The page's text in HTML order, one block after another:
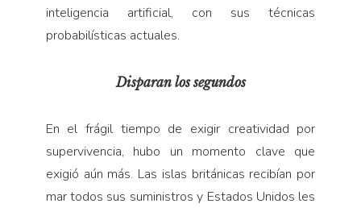
inteligencia artificial, con sus técnicas
probabilísticas actuales.
Disparan los segundos
En el frágil tiempo de exigir creatividad por
supervivencia, hubo un momento clave que
exigió aún más. Las islas británicas recibían por
mar todos sus suministros y Estados Unidos les